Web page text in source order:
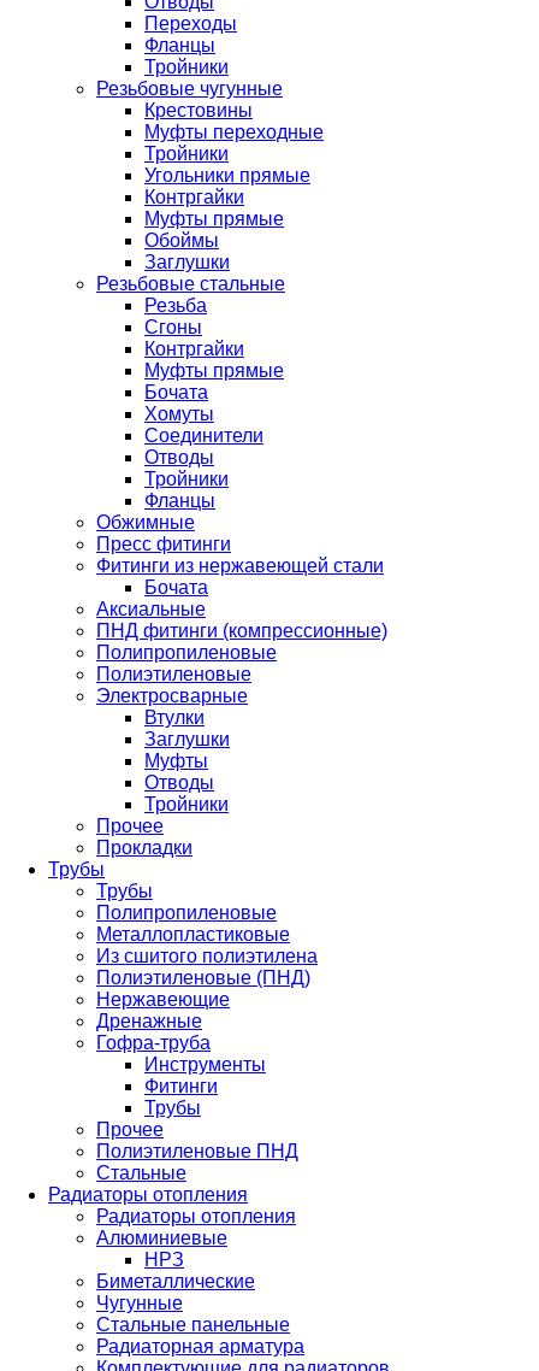
Переходы
Фланцы
Тройники
Резьбовые чугунные
Крестовины
Муфты переходные
Тройники
Угольники прямые
Контргайки
Муфты прямые
Обоймы
Заглушки
Резьбовые стальные
Резьба
Сгоны
Контргайки
Муфты прямые
Бочата
Хомуты
Соединители
Отводы
Тройники
Фланцы
Обжимные
Пресс фитинги
Фитинги из нержавеющей стали
Бочата
Аксиальные
ПНД фитинги (компрессионные)
Полипропиленовые
Полиэтиленовые
Электросварные
Втулки
Заглушки
Муфты
Отводы
Тройники
Прочее
Прокладки
Трубы
Трубы
Полипропиленовые
Металлопластиковые
Из сшитого полиэтилена
Полиэтиленовые (ПНД)
Нержавеющие
Дренажные
Гофра-труба
Инструменты
Фитинги
Трубы
Прочее
Полиэтиленовые ПНД
Стальные
Радиаторы отопления
Радиаторы отопления
Алюминиевые
НРЗ
Биметаллические
Чугунные
Стальные панельные
Радиаторная арматура